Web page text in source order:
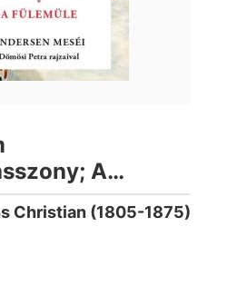
A
Christian (1805-1875)